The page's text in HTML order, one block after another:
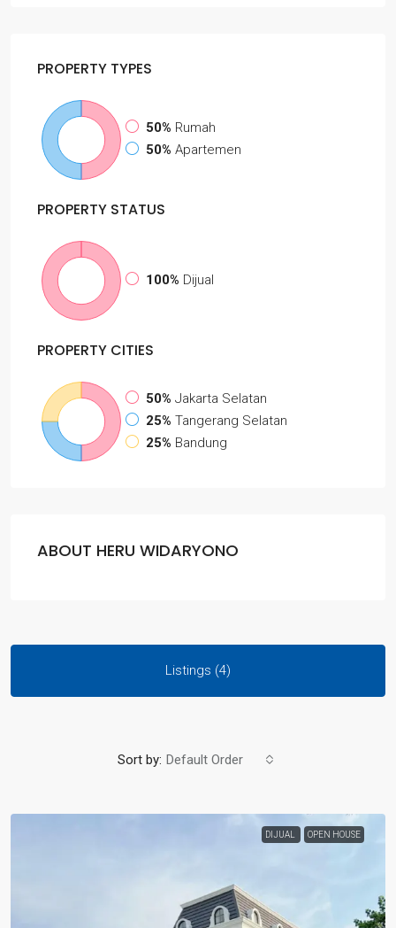
PROPERTY TYPES
50% Rumah
50% Apartemen
PROPERTY STATUS
100% Dijual
PROPERTY CITIES
50% Jakarta Selatan
25% Tangerang Selatan
25% Bandung
ABOUT HERU WIDARYONO
Listings (4)
Sort by: Default Order
DIJUAL OPEN HOUSE